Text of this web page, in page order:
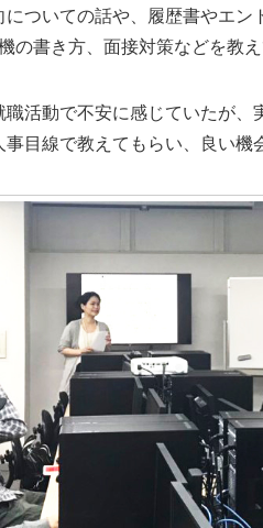
ついての話や、履歴書やエ
の書き方、面接対策などを教え
活動で不安に感じていたが
目線で教えてもらい、良い